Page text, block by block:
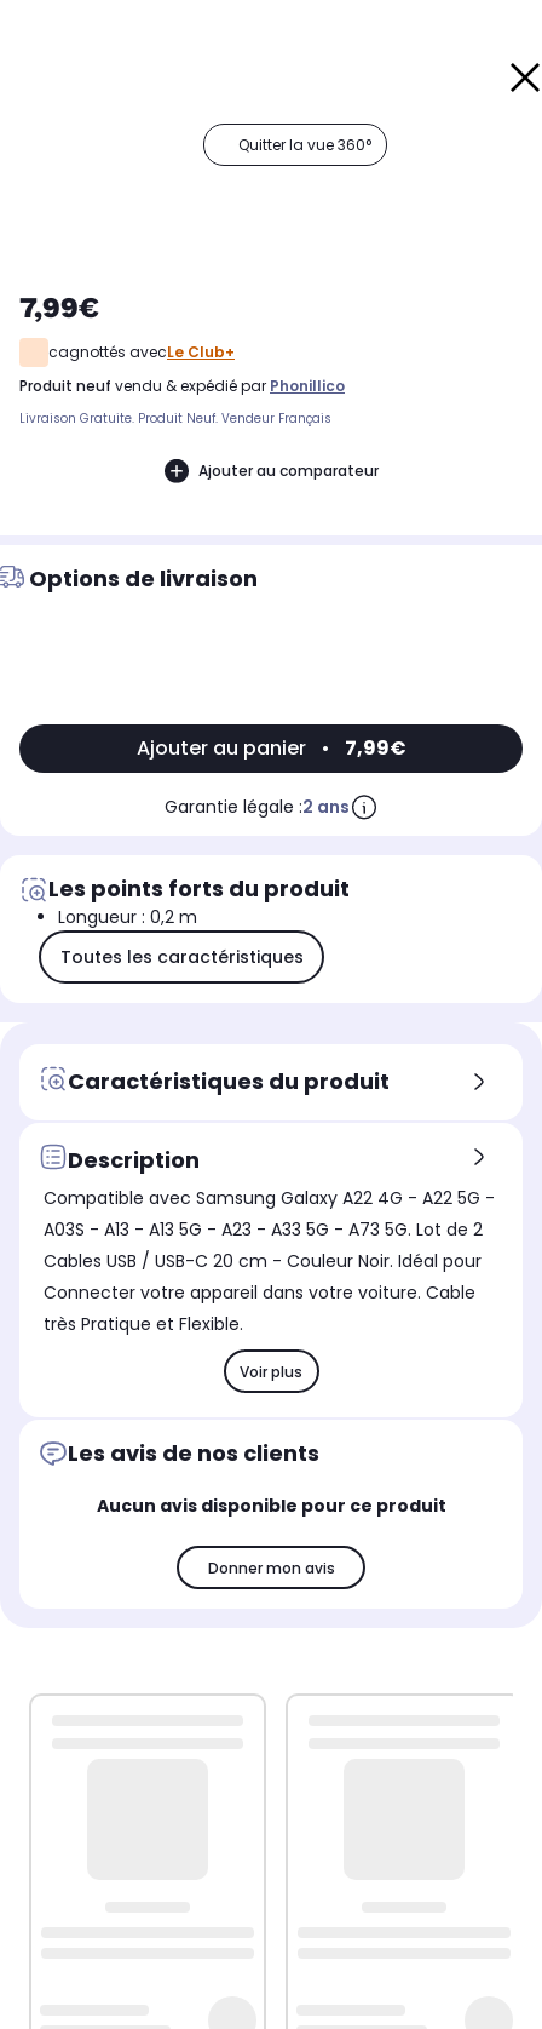
Quitter la vue 360°
7,99€
cagnottés avecLe Club+
produit neuf vendu & expédié par Phonillico
Livraison Gratuite. Produit Neuf. Vendeur Français
Ajouter au comparateur
Options de livraison
Ajouter au panier • 7,99€
Garantie légale :2 ans
Les points forts du produit
Longueur : 0,2 m
Toutes les caractéristiques
Caractéristiques du produit
Description
Compatible avec Samsung Galaxy A22 4G - A22 5G -
A03S - A13 - A13 5G - A23 - A33 5G - A73 5G. Lot de 2
Cables USB / USB-C 20 cm - Couleur Noir. Idéal pour
Connecter votre appareil dans votre voiture. Cable
très Pratique et Flexible.
Voir plus
Les avis de nos clients
Aucun avis disponible pour ce produit
Donner mon avis